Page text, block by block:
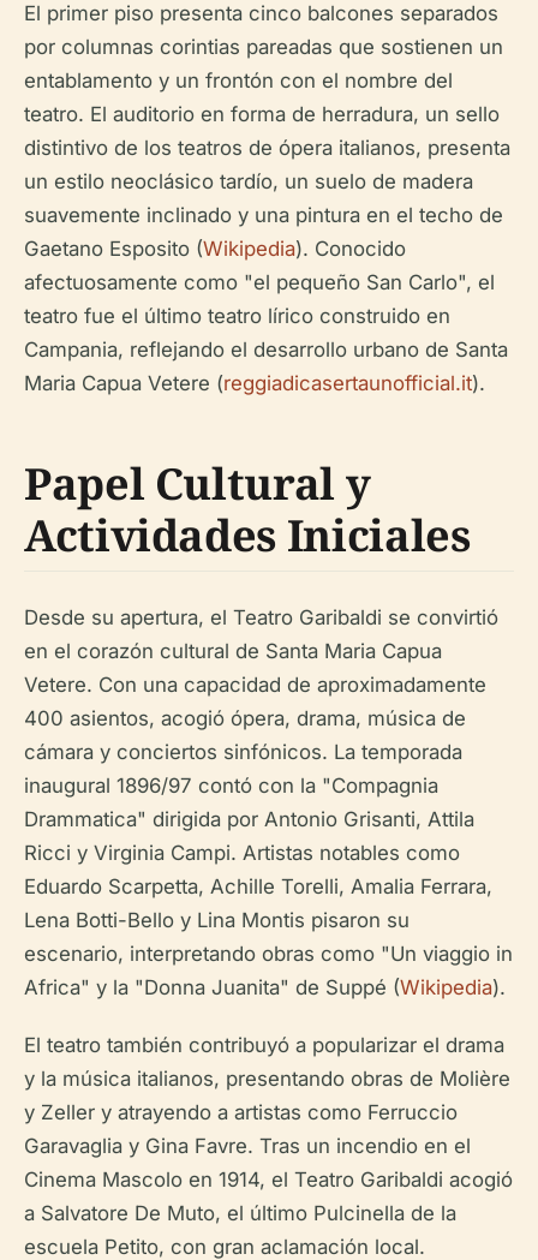
El primer piso presenta cinco balcones separados
por columnas corintias pareadas que sostienen un
entablamento y un frontón con el nombre del
teatro. El auditorio en forma de herradura, un sello
distintivo de los teatros de ópera italianos, presenta
un estilo neoclásico tardío, un suelo de madera
suavemente inclinado y una pintura en el techo de
Gaetano Esposito (Wikipedia). Conocido
afectuosamente como "el pequeño San Carlo", el
teatro fue el último teatro lírico construido en
Campania, reflejando el desarrollo urbano de Santa
Maria Capua Vetere (reggiadicasertaunofficial.it).
Papel Cultural y
Actividades Iniciales
Desde su apertura, el Teatro Garibaldi se convirtió
en el corazón cultural de Santa Maria Capua
Vetere. Con una capacidad de aproximadamente
400 asientos, acogió ópera, drama, música de
cámara y conciertos sinfónicos. La temporada
inaugural 1896/97 contó con la "Compagnia
Drammatica" dirigida por Antonio Grisanti, Attila
Ricci y Virginia Campi. Artistas notables como
Eduardo Scarpetta, Achille Torelli, Amalia Ferrara,
Lena Botti-Bello y Lina Montis pisaron su
escenario, interpretando obras como "Un viaggio in
Africa" y la "Donna Juanita" de Suppé (Wikipedia).
El teatro también contribuyó a popularizar el drama
y la música italianos, presentando obras de Molière
y Zeller y atrayendo a artistas como Ferruccio
Garavaglia y Gina Favre. Tras un incendio en el
Cinema Mascolo en 1914, el Teatro Garibaldi acogió
a Salvatore De Muto, el último Pulcinella de la
escuela Petito, con gran aclamación local.